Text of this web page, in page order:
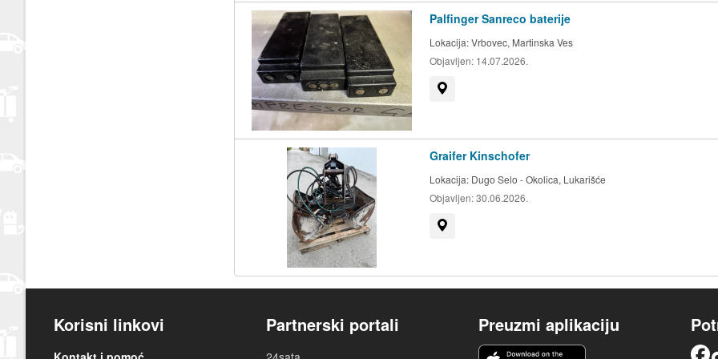
Palfinger Sanreco baterije
Lokacija:Vrbovec, Martinska Ves
Objavljen: 14.07.2026.
Graifer Kinschofer
Lokacija: Dugo Selo - Okolica, Lukarišće
Objavljen:30.06.2026.
Korisni linkovi Partnerski portali Preuzmi aplikaciju